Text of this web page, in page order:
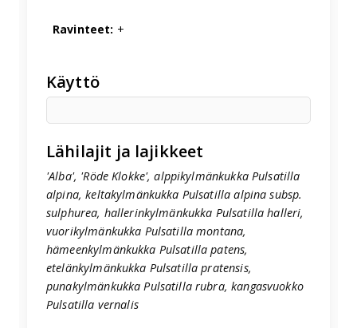
Ravinteet: +
Käyttö
Lähilajit ja lajikkeet
'Alba', 'Röde Klokke', alppikylmänkukka Pulsatilla
alpina, keltakylmänkukka Pulsatilla alpina subsp.
sulphurea, hallerinkylmänkukka Pulsatilla halleri,
vuorikylmänkukka Pulsatilla montana,
hämeenkylmänkukka Pulsatilla patens,
etelänkylmänkukka Pulsatilla pratensis,
punakylmänkukka Pulsatilla rubra, kangasvuokko
Pulsatilla vernalis